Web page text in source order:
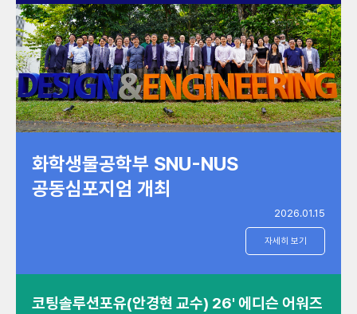
화학생물공학부 SNU-NUS
공동심포지엄 개최
2026.01.15
자세히 보기
코팅솔루션포유(안경현 교수) 26' 에디슨 어워즈